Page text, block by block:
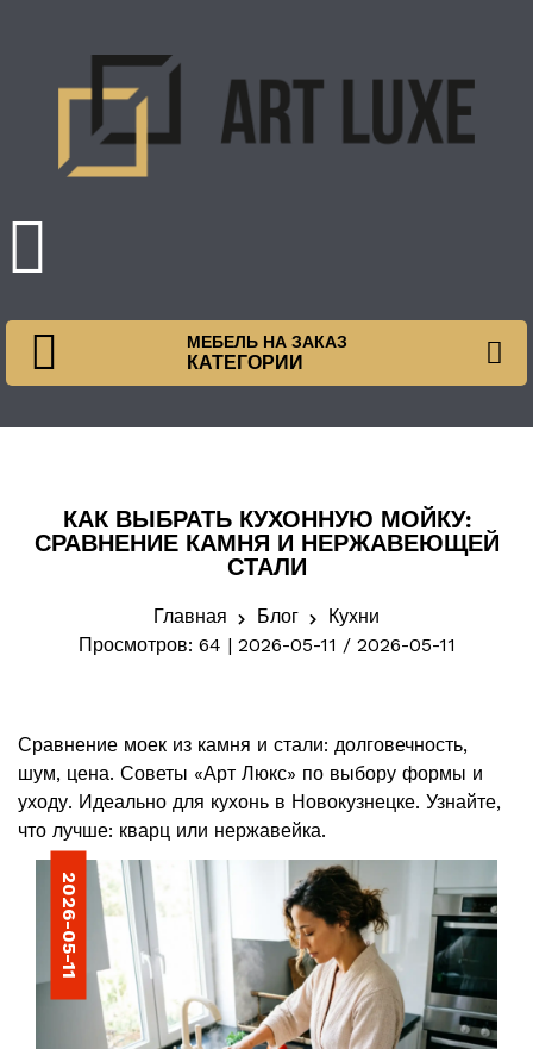
МЕБЕЛЬ НА ЗАКАЗ
КАТЕГОРИИ
КАК ВЫБРАТЬ КУХОННУЮ МОЙКУ:
СРАВНЕНИЕ КАМНЯ И НЕРЖАВЕЮЩЕЙ
СТАЛИ
Главная Блог
Кухни
Просмотров: 64 | 2026-05-11 / 2026-05-11
Сравнение моек из камня и стали: долговечность,
шум, цена. Советы «Арт Люкс» по выбору формы и
уходу. Идеально для кухонь в Новокузнецке. Узнайте,
что лучше: кварц или нержавейка.
2026-05-11